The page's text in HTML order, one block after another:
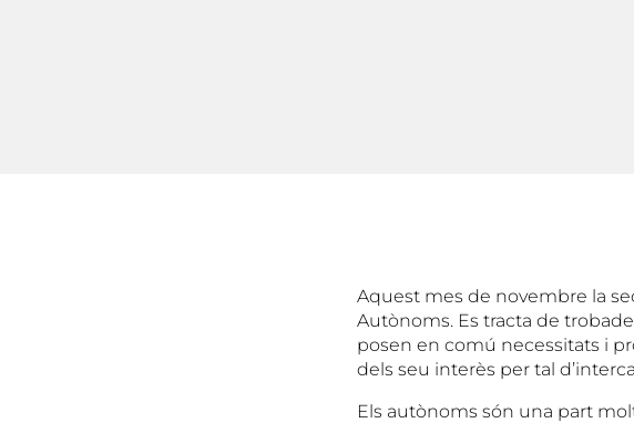
Aquest mes de novembre la
Autònoms. Es tracta de
posen en comú necessitats i
dels seu interès per tal
Els autònoms són una part